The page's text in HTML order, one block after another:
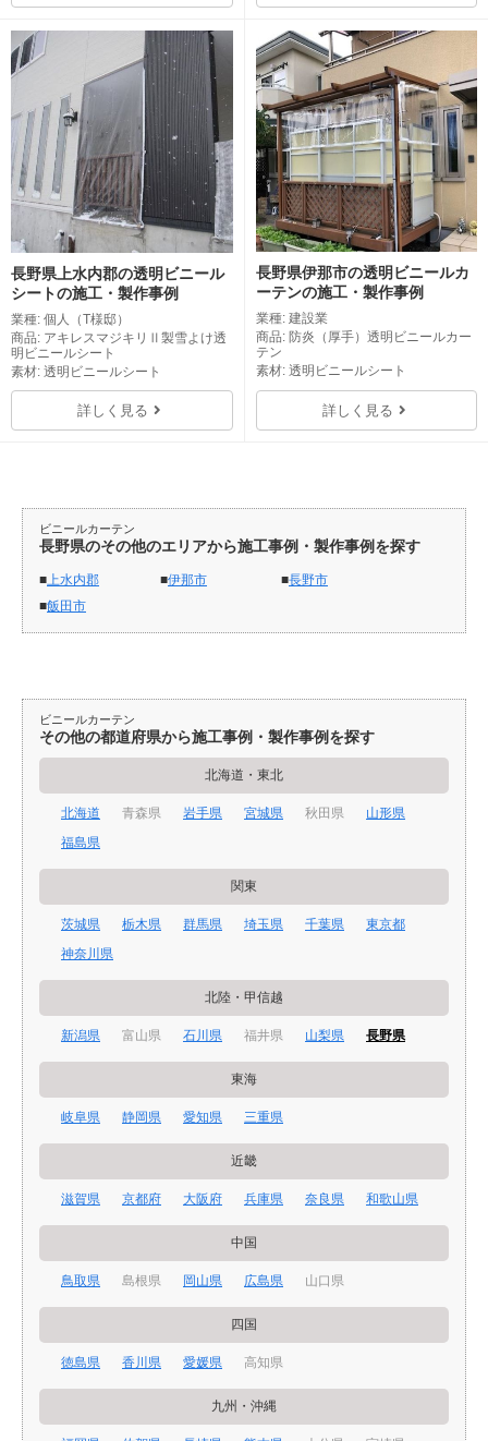
長野県上水内郡の透明ビニール
シートの施工・製作事例
業種: 個人（T様邸）
商品: アキレスマジキリⅡ製雪よけ透
明ビニールシート
素材: 透明ビニールシート
詳しく見る
長野県伊那市の透明ビニールカ
ーテンの施工・製作事例
業種: 建設業
商品: 防炎（厚手）透明ビニールカー
テン
素材: 透明ビニールシート
詳しく見る
ビニールカーテン
長野県のその他のエリアから施工事例・製作事例を探す
上水内郡 伊那市
長野市
飯田市
ビニールカーテン
その他の都道府県から施工事例・製作事例を探す
北海道・東北
北海道 青森県 岩手県 宮城県 秋田県
山形県
福島県
関東
茨城県 栃木県 群馬県 埼玉県 千葉県
東京都
神奈川県
北陸・甲信越
新潟県 富山県 石川県 福井県 山梨県 長野県
東海
岐阜県 静岡県 愛知県 三重県
近畿
滋賀県 京都府 大阪府 兵庫県 奈良県 和歌山県
中国
鳥取県 島根県 岡山県 広島県 山口県
四国
徳島県 香川県 愛媛県 高知県
九州・沖縄